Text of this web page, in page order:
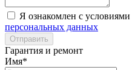
Я ознакомлен с условиями
персональных данных
Отправить
Гарантия и ремонт
Имя*